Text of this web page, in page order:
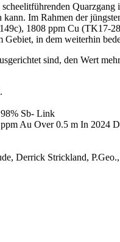
Im Rahmen der
1808 ppm Cu (TK17-
in dem weiterhin
sind, den Wert
Sb- Link
Au Over 0.5 m In 2024
Derrick Strickland,